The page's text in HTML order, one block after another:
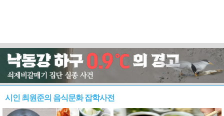
시인 최원준의 음식문화 잡학사전